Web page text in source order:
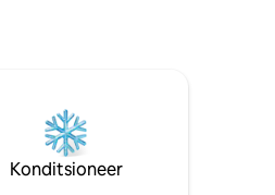
du Maili taga, väga
Vaikus
parkimine.
Konditsioneer